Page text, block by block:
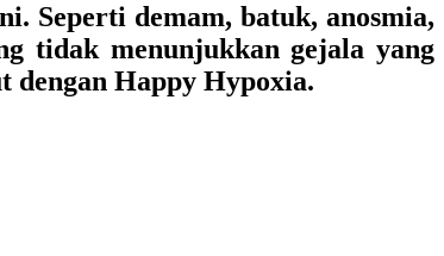
Seperti demam, batuk, anosmia,
tidak menunjukkan gejala yang
dengan Happy Hypoxia.